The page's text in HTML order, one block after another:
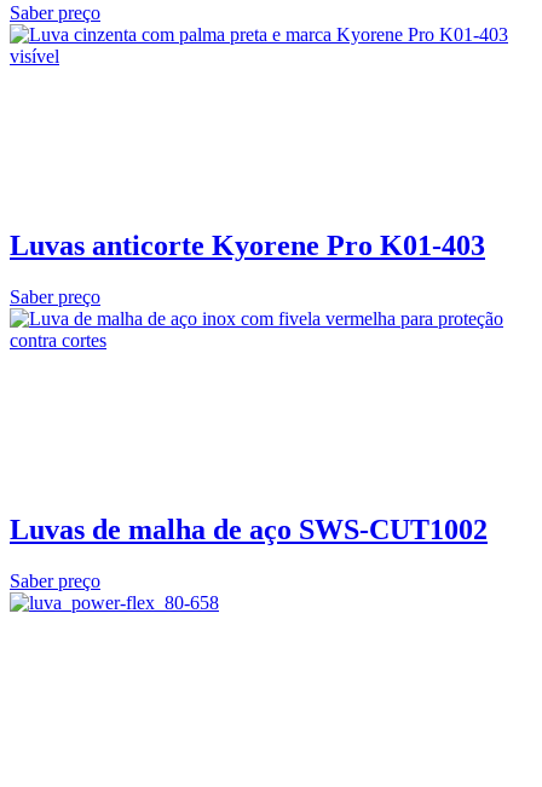
Saber preço
Luvas anticorte Kyorene Pro K01-403
Saber preço
Luvas de malha de aço SWS-CUT1002
Saber preço